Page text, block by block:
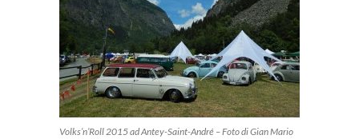
Volks’n’Roll 2015 ad Antey-Saint-André – Foto di Gian Mario